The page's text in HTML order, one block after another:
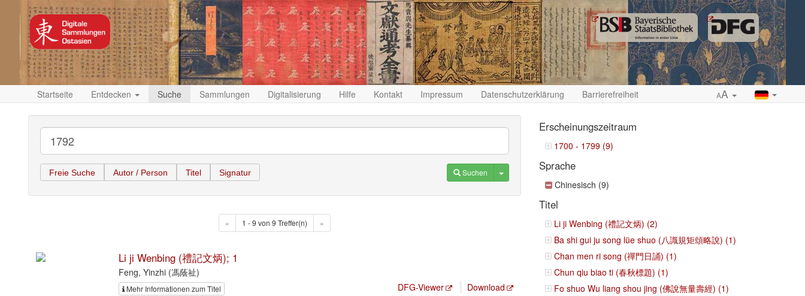
Startseite Entdecken Suche Sammlungen Digitalisierung Hilfe Kontakt Impressum Datenschutzerklärung Barrierefreiheit AA
Freie Suche Autor / Person Titel Signatur Suchen Toggle Dropdown
« 1 - 9 von 9 Treffer(n) »
Li ji Wenbing (禮記文炳); 1
Feng, Yinzhi (馮蔭祉)
Mehr Informationen zum Titel DFG-Viewer Download
Erscheinungszeitraum
1700 - 1799 (9)
Sprache
Chinesisch (9)
Titel
Li ji Wenbing (禮記文炳) (2)
Ba shi gui ju song lüe shuo (八識規矩頌略說) (1)
Chan men ri song (禪門日誦) (1)
Chun qiu biao ti (春秋標題) (1)
Fo shuo Wu liang shou jing (佛說無量壽經) (1)